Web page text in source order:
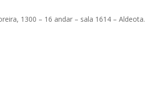
1300 – 16 andar – sala 1614 – Aldeota.